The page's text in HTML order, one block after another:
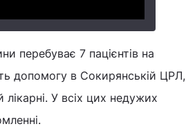
перебуває 7 пацієнтів на
допомогу в Сокирянській ЦРЛ,
У всіх цих недужих